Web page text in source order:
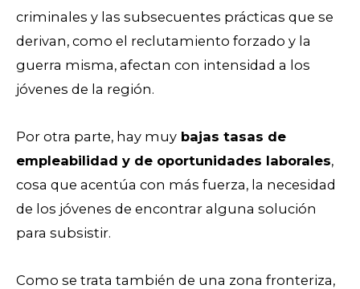
criminales y las subsecuentes prácticas que se
derivan, como el reclutamiento forzado y la
guerra misma, afectan con intensidad a los
jóvenes de la región.
Por otra parte, hay muy bajas tasas de
empleabilidad y de oportunidades laborales,
cosa que acentúa con más fuerza, la necesidad
de los jóvenes de encontrar alguna solución
para subsistir.
Como se trata también de una zona fronteriza,